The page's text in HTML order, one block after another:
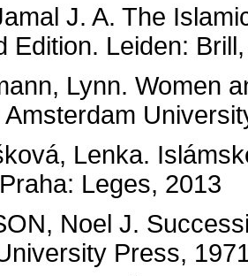
J. A. The
Edition. Leiden:
Lynn. Women
Lenka.
Leges, 2013
Noel J.
Press,